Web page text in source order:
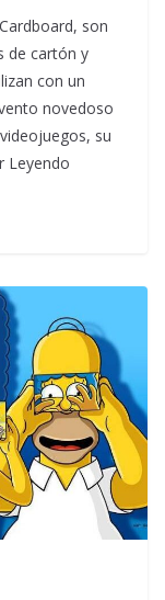
son
de cartón y
con un
novedoso
su
Leyendo